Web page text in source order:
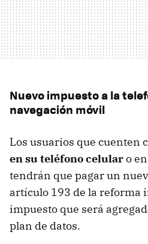
Nuevo impuesto a la
navegación móvil
Los usuarios que cuenten
en su teléfono celularo
tendrán que pagar un
artículo 193 de la reforma
impuesto que será
plan de datos.